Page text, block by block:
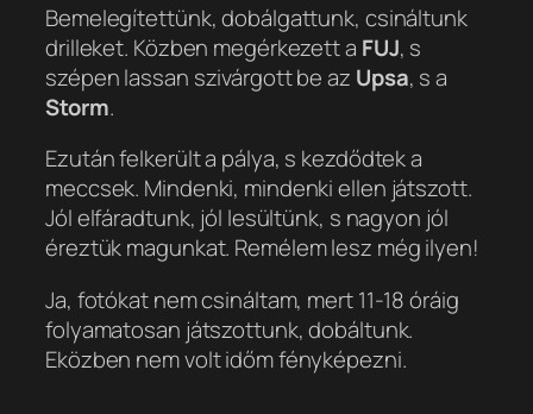
Bemelegítettünk, dobálgattunk, csináltunk
drilleket. Közben megérkezett a FUJ, s
szépen lassan szivárgott be az Upsa, s a
Storm.
Ezután felkerült a pálya, s kezdődtek a
meccsek. Mindenki, mindenki ellen játszott.
Jól elfáradtunk, jól lesültünk, s nagyon jól
éreztük magunkat. Remélem lesz még ilyen!
Ja, fotókat nem csináltam, mert 11-18 óráig
folyamatosan játszottunk, dobáltunk.
Eközben nem volt időm fényképezni.